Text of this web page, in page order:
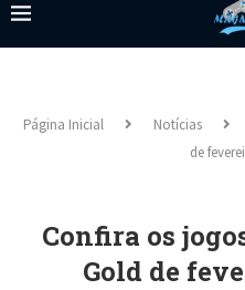
Página Inicial Notícias
de
Confira os
Gold de